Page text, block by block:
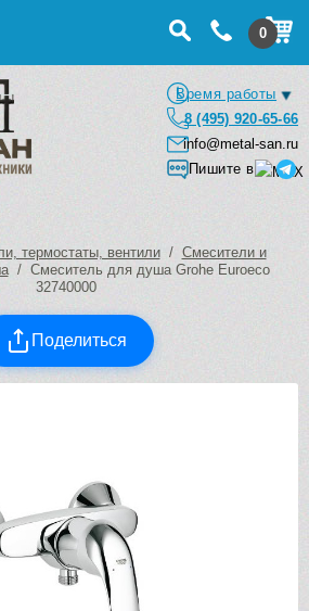
0
Время работы
8 (495) 920-65-66
info@metal-san.ru
Пишите в
термостаты, вентили/ Смесители и
/ Смеситель для душа Grohe Euroeco
32740000
Поделиться